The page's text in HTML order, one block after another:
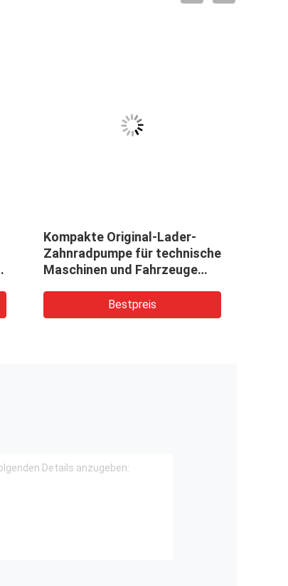
Kompakte Original-Lader-
Zahnradpumpe für technische
Maschinen und Fahrzeuge
Bestpreis